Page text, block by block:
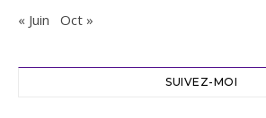
« Juin Oct »
SUIVEZ-MOI